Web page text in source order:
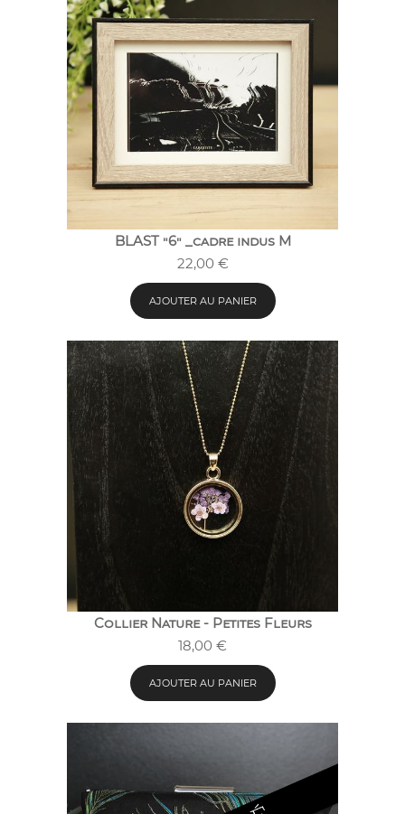
BLAST "6" _cadre indus M
22,00 €
AJOUTER AU PANIER
Collier Nature - Petites Fleurs
18,00 €
AJOUTER AU PANIER